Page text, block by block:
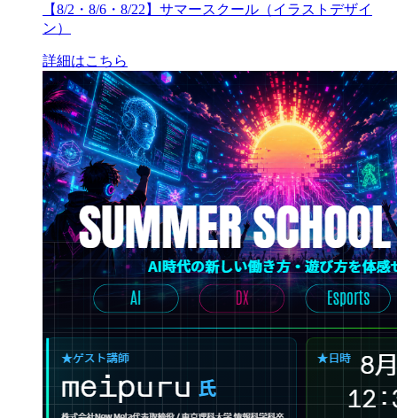
【8/2・8/6・8/22】サマースクール（イラストデザイ
ン）
詳細はこちら